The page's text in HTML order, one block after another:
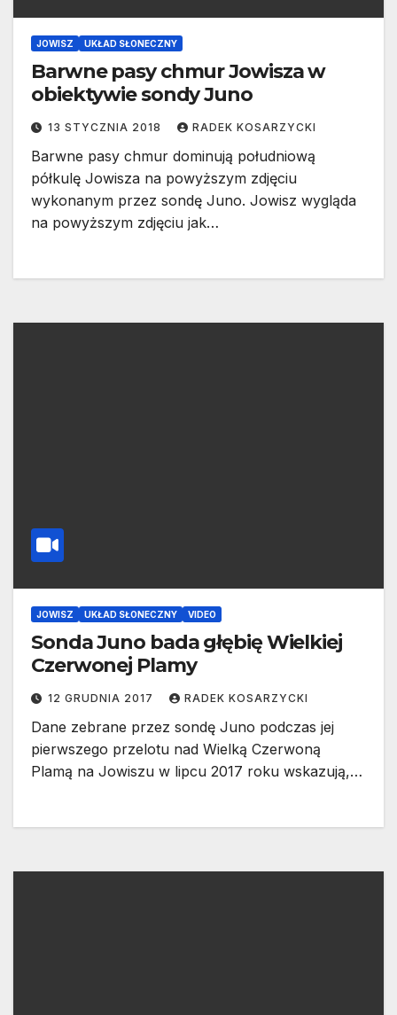
JOWISZ UKŁAD SŁONECZNY
Barwne pasy chmur Jowisza w
obiektywie sondy Juno
13 STYCZNIA 2018 RADEK KOSARZYCKI
Barwne pasy chmur dominują południową
półkulę Jowisza na powyższym zdjęciu
wykonanym przez sondę Juno. Jowisz wygląda
na powyższym zdjęciu jak…
JOWISZ UKŁAD SŁONECZNY VIDEO
Sonda Juno bada głębię Wielkiej
Czerwonej Plamy
12 GRUDNIA 2017 RADEK KOSARZYCKI
Dane zebrane przez sondę Juno podczas jej
pierwszego przelotu nad Wielką Czerwoną
Plamą na Jowiszu w lipcu 2017 roku wskazują,…